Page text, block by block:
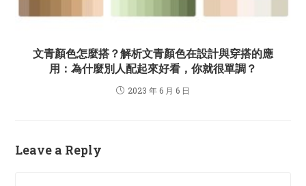
文青顏色怎麼搭？解析文青顏色在設計與穿搭的應
用：為什麼別人配起來好看，你就很單調？
2023 年 6 月 6 日
Leave a Reply